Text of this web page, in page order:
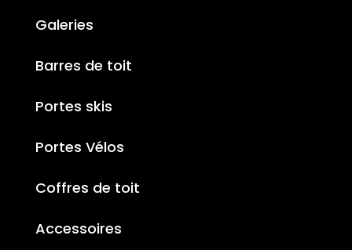
Galeries
Barres de toit
Portes skis
Portes Vélos
Coffres de toit
Accessoires